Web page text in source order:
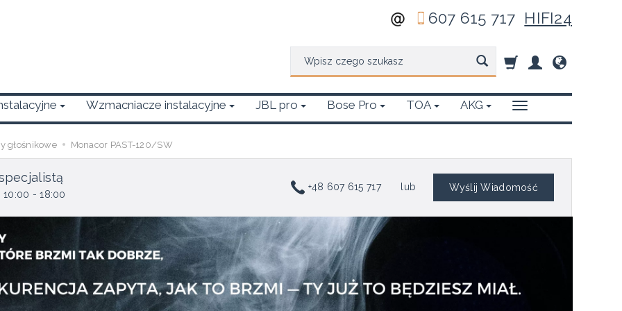
607 615 717 HIFI24
Wzmacniacze instalacyjne JBL pro Bose Pro TOA AKG
głośnikowe Monacor PAST-120/SW
- 18:00
+48 607 615 717 lub Wyślij Wiadomość